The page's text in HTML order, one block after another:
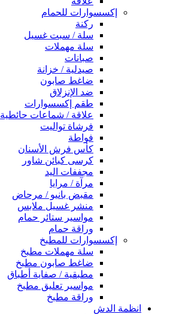
إكسسوارات للحمام
ركنة
سلة / سبت غسيل
سلة مهملات
صبانات
صيدلية / خزانة
ضاغط صابون
ضد الإنزلاق
طقم إكسسوارات
علاقة / شماعات حائطية
فرشاة تواليت
فواطة
كأس فرش الأسنان
كرسى كبائن شاور
مجففات اليد
مرآة / مرايا
مقبض بانيو / مرحاض
منشر غسيل ملابس
مواسير ستائر حمام
وراقة حمام
إكسسوارات للمطبخ
سلة مهملات مطبخ
ضاغط صابون مطبخ
مطبقية / صفاية أطباق
مواسير تعليق مطبخ
وراقة مطبخ
انظمة الدش